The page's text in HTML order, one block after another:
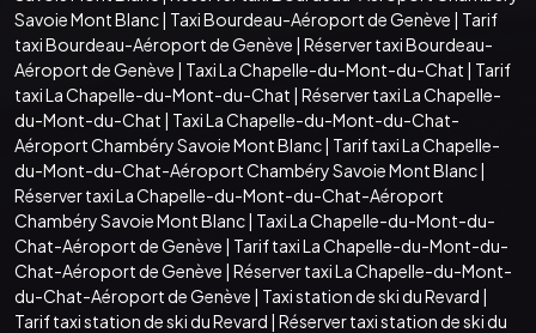
Savoie Mont Blanc| Taxi Bourdeau-Aéroport de Genève | Tarif
taxi Bourdeau-Aéroport de Genève | Réserver taxi Bourdeau-
Aéroport de Genève | Taxi La Chapelle-du-Mont-du-Chat | Tarif
taxi La Chapelle-du-Mont-du-Chat | Réserver taxi La Chapelle-
du-Mont-du-Chat | Taxi La Chapelle-du-Mont-du-Chat-
Aéroport Chambéry Savoie Mont Blanc| Tarif taxi La Chapelle-
du-Mont-du-Chat-Aéroport Chambéry Savoie Mont Blanc|
Réserver taxi La Chapelle-du-Mont-du-Chat-Aéroport
Chambéry Savoie Mont Blanc| Taxi La Chapelle-du-Mont-du-
Chat-Aéroport de Genève | Tarif taxi La Chapelle-du-Mont-du-
Chat-Aéroport de Genève | Réserver taxi La Chapelle-du-Mont-
du-Chat-Aéroport de Genève | Taxi station de ski du Revard |
Tarif taxi station de ski du Revard | Réserver taxi station de ski du